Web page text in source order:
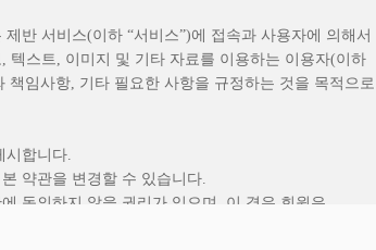
반 서비스(이하 “서비스”)에 접속과 사용자에 의해서
텍스트, 이미지 및 기타 자료를 이용하는 이용자(이하
책임사항, 기타 필요한 사항을 규정하는 것을 목적으로
시합니다.
약관을 변경할 수 있습니다.
동의하지 않을 권리가 있으며, 이 경우 회원은
사를 표시하고 서비스 이용 종료를 요청할 수